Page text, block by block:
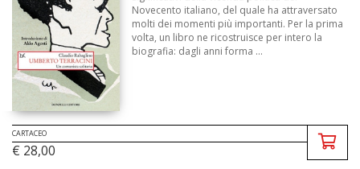
Novecento italiano, del quale ha attraversato
molti dei momenti più importanti. Per la prima
volta, un libro ne ricostruisce per intero la
biografia: dagli anni forma ...
CARTACEO
€ 28,00